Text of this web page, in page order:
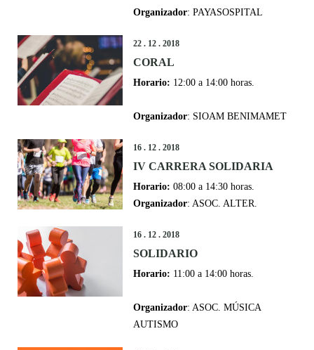
Organizador: PAYASOSPITAL
22 . 12 . 2018
CORAL
Horario: 12:00 a 14:00 horas.
Organizador: SIOAM BENIMAMET
16 . 12 . 2018
IV CARRERA SOLIDARIA
Horario: 08:00 a 14:30 horas.
Organizador: ASOC. ALTER.
16 . 12 . 2018
SOLIDARIO
Horario: 11:00 a 14:00 horas.
Organizador: ASOC. MÚSICA
AUTISMO